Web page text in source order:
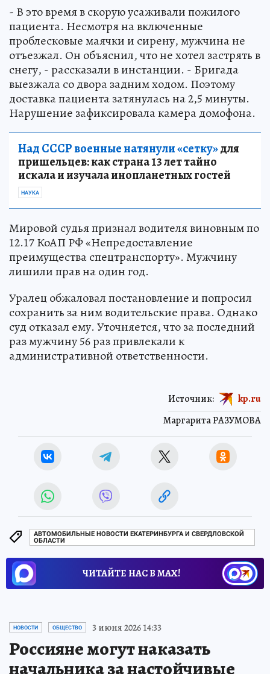
- В это время в скорую усаживали пожилого
пациента. Несмотря на включенные
проблесковые маячки и сирену, мужчина не
отъезжал. Он объяснил, что не хотел застрять в
снегу, - рассказали в инстанции. - Бригада
выезжала со двора задним ходом. Поэтому
доставка пациента затянулась на 2,5 минуты.
Нарушение зафиксировала камера домофона.
Над СССР военные натянули «сетку»для
пришельцев: как страна 13 лет тайно
искала и изучала инопланетных гостей
НАУКА
Мировой судья признал водителя виновным по
12.17 КоАП РФ «Непредоставление
преимущества спецтранспорту». Мужчину
лишили прав на один год.
Уралец обжаловал постановление и попросил
сохранить за ним водительские права. Однако
суд отказал ему. Уточняется, что за последний
раз мужчину 56 раз привлекали к
административной ответственности.
Маргарита РАЗУМОВА
Источник: kp.ru
АВТОМОБИЛЬНЫЕ НОВОСТИ ЕКАТЕРИНБУРГА И СВЕРДЛОВСКОЙ
ОБЛАСТИ
ЧИТАЙТЕ НАС В МАХ!
НОВОСТИ ОБЩЕСТВО 3 июня 2026 14:33
Россияне могут наказать
начальника за настойчивые